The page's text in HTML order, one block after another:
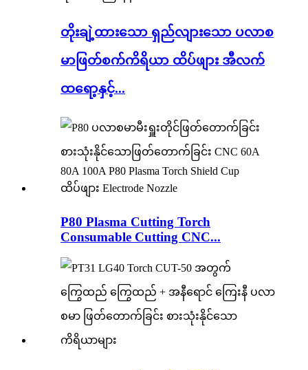
တိုးချဲ့ထားသော ရှည်လျားသော ပလာစ
မာဖြတ်စက်ကိရိယာ ထိပ်ဖျား အီလက်
ထရော့နှင့်...
P80 Plasma Cutting Torch
Consumable Cutting CNC...